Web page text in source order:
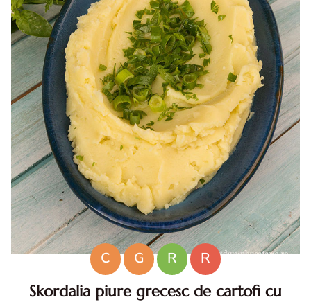
C G R
R
Skordalia piure grecesc de cartofi cu